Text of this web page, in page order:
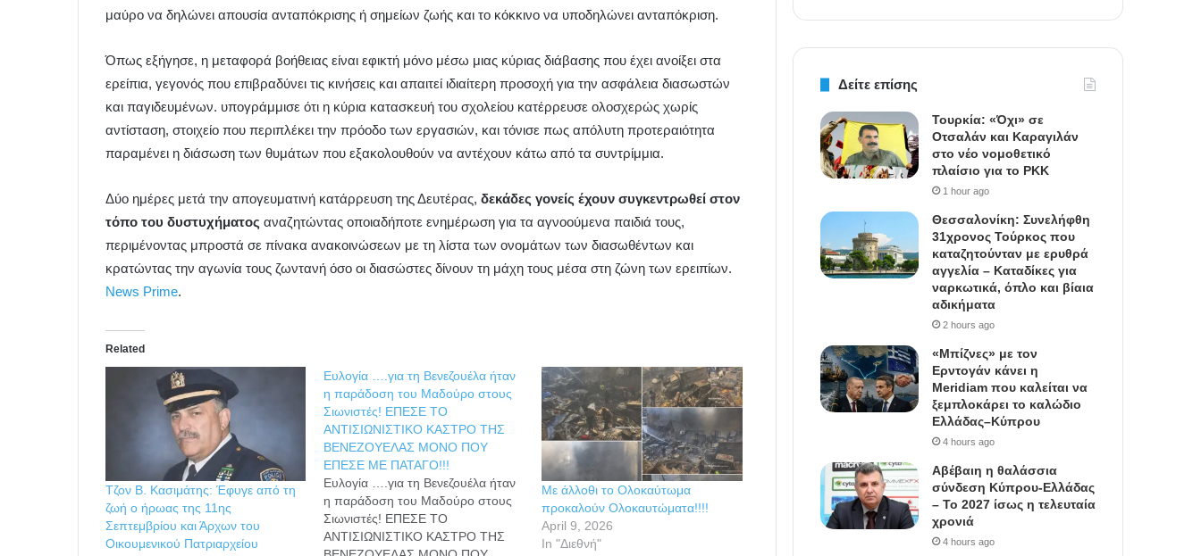
μαύρο να δηλώνει απουσία ανταπόκρισης ή σημείων ζωής και το κόκκινο να υποδηλώνει ανταπόκριση.
Όπως εξήγησε, η μεταφορά βοήθειας είναι εφικτή μόνο μέσω μιας κύριας διάβασης που έχει ανοίξει στα
ερείπια, γεγονός που επιβραδύνει τις κινήσεις και απαιτεί ιδιαίτερη προσοχή για την ασφάλεια διασωστών
και παγιδευμένων. υπογράμμισε ότι η κύρια κατασκευή του σχολείου κατέρρευσε ολοσχερώς χωρίς
αντίσταση, στοιχείο που περιπλέκει την πρόοδο των εργασιών, και τόνισε πως απόλυτη προτεραιότητα
παραμένει η διάσωση των θυμάτων που εξακολουθούν να αντέχουν κάτω από τα συντρίμμια.
Δύο ημέρες μετά την απογευματινή κατάρρευση της Δευτέρας, δεκάδες γονείς έχουν συγκεντρωθεί στον
τόπο του δυστυχήματος αναζητώντας οποιαδήποτε ενημέρωση για τα αγνοούμενα παιδιά τους,
περιμένοντας μπροστά σε πίνακα ανακοινώσεων με τη λίστα των ονομάτων των διασωθέντων και
κρατώντας την αγωνία τους ζωντανή όσο οι διασώστες δίνουν τη μάχη τους μέσα στη ζώνη των ερειπίων.
News Prime.
Related
Τζον Β. Κασιμάτης: Έφυγε από τη
ζωή ο ήρωας της 11ης
Σεπτεμβρίου και Άρχων του
Οικουμενικού Πατριαρχείου
Ευλογία ….για τη Βενεζουέλα ήταν
η παράδοση του Μαδούρο στους
Σιωνιστές! ΕΠΕΣΕ ΤΟ
ΑΝΤΙΣΙΩΝΙΣΤΙΚΟ ΚΑΣΤΡΟ ΤΗΣ
ΒΕΝΕΖΟΥΕΛΑΣ ΜΟΝΟ ΠΟΥ
ΕΠΕΣΕ ΜΕ ΠΑΤΑΓΟ!!!
Ευλογία ….για τη Βενεζουέλα ήταν
η παράδοση του Μαδούρο στους
Σιωνιστές! ΕΠΕΣΕ ΤΟ
ΑΝΤΙΣΙΩΝΙΣΤΙΚΟ ΚΑΣΤΡΟ ΤΗΣ
Με άλλοθι το Ολοκαύτωμα
προκαλούν Ολοκαυτώματα!!!!
April 9, 2026
In "Διεθνή"
Δείτε επίσης
Τουρκία: «Όχι» σε
Οτσαλάν και Καραγιλάν
στο νέο νομοθετικό
πλαίσιο για το PKK
1 hour ago
Θεσσαλονίκη: Συνελήφθη
31χρονος Τούρκος που
καταζητούνταν με ερυθρά
αγγελία – Καταδίκες για
ναρκωτικά, όπλο και βίαια
αδικήματα
2 hours ago
«Μπίζνες» με τον
Ερντογάν κάνει η
Meridiam που καλείται να
ξεμπλοκάρει το καλώδιο
Ελλάδας–Κύπρου
4 hours ago
Αβέβαιη η θαλάσσια
σύνδεση Κύπρου-Ελλάδας
– Το 2027 ίσως η τελευταία
χρονιά
4 hours ago